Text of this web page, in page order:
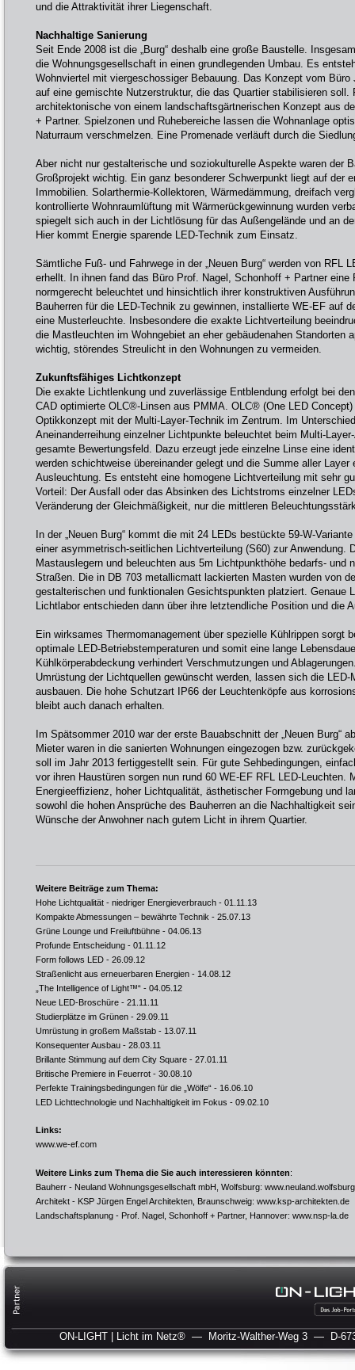
und die Attraktivität ihrer Liegenschaft.
Nachhaltige Sanierung
Seit Ende 2008 ist die „Burg“ deshalb eine große Baustelle.
die Wohnungsgesellschaft in einen grundlegenden Umbau. Es
Wohnviertel mit viergeschossiger Bebauung. Das Konzept vom
auf eine gemischte Nutzerstruktur, die das Quartier stabilisieren soll.
architektonische von einem landschaftsgärtnerischen Konzept aus
+ Partner. Spielzonen und Ruhebereiche lassen die Wohnanlage
Naturraum verschmelzen. Eine Promenade verläuft durch die
Aber nicht nur gestalterische und soziokulturelle Aspekte waren der
Großprojekt wichtig. Ein ganz besonderer Schwerpunkt liegt auf der
Immobilien. Solarthermie-Kollektoren, Wärmedämmung, dreifach
kontrollierte Wohnraumlüftung mit Wärmerückgewinnung wurden
spiegelt sich auch in der Lichtlösung für das Außengelände und an
Hier kommt Energie sparende LED-Technik zum Einsatz.
Sämtliche Fuß- und Fahrwege in der „Neuen Burg“ werden von RFL
erhellt. In ihnen fand das Büro Prof. Nagel, Schonhoff + Partner eine
normgerecht beleuchtet und hinsichtlich ihrer konstruktiven
Bauherren für die LED-Technik zu gewinnen, installierte WE-EF auf
eine Musterleuchte. Insbesondere die exakte Lichtverteilung
die Mastleuchten im Wohngebiet an eher gebäudenahen Standorten
wichtig, störendes Streulicht in den Wohnungen zu vermeiden.
Zukunftsfähiges Lichtkonzept
Die exakte Lichtlenkung und zuverlässige Entblendung erfolgt bei
CAD optimierte OLC®-Linsen aus PMMA. OLC® (One LED
Optikkonzept mit der Multi-Layer-Technik im Zentrum. Im
Aneinanderreihung einzelner Lichtpunkte beleuchtet beim Multi-
gesamte Bewertungsfeld. Dazu erzeugt jede einzelne Linse eine
werden schichtweise übereinander gelegt und die Summe aller Layer
Ausleuchtung. Es entsteht eine homogene Lichtverteilung mit sehr
Vorteil: Der Ausfall oder das Absinken des Lichtstroms einzelner
Veränderung der Gleichmäßigkeit, nur die mittleren
In der „Neuen Burg“ kommt die mit 24 LEDs bestückte 59-W-
einer asymmetrisch-seitlichen Lichtverteilung (S60) zur Anwendung.
Mastauslegern und beleuchten aus 5m Lichtpunkthöhe bedarfs- und
Straßen. Die in DB 703 metallicmatt lackierten Masten wurden von
gestalterischen und funktionalen Gesichtspunkten platziert. Genaue
Lichtlabor entschieden dann über ihre letztendliche Position und die
Ein wirksames Thermomanagement über spezielle Kühlrippen sorgt
optimale LED-Betriebstemperaturen und somit eine lange
Kühlkörperabdeckung verhindert Verschmutzungen und
Umrüstung der Lichtquellen gewünscht werden, lassen sich die LED-
ausbauen. Die hohe Schutzart IP66 der Leuchtenköpfe aus
bleibt auch danach erhalten.
Im Spätsommer 2010 war der erste Bauabschnitt der „Neuen Burg“
Mieter waren in die sanierten Wohnungen eingezogen bzw.
soll im Jahr 2013 fertiggestellt sein. Für gute Sehbedingungen,
vor ihren Haustüren sorgen nun rund 60 WE-EF RFL LED-Leuchten.
Energieeffizienz, hoher Lichtqualität, ästhetischer Formgebung und
sowohl die hohen Ansprüche des Bauherren an die Nachhaltigkeit
Wünsche der Anwohner nach gutem Licht in ihrem Quartier.
Weitere Beiträge zum Thema:
Hohe Lichtqualität - niedriger Energieverbrauch - 01.11.13
Kompakte Abmessungen – bewährte Technik - 25.07.13
Grüne Lounge und Freiluftbühne - 04.06.13
Profunde Entscheidung - 01.11.12
Form follows LED - 26.09.12
Straßenlicht aus erneuerbaren Energien - 14.08.12
„The Intelligence of Light™“ - 04.05.12
Neue LED-Broschüre - 21.11.11
Studierplätze im Grünen - 29.09.11
Umrüstung in großem Maßstab - 13.07.11
Konsequenter Ausbau - 28.03.11
Brillante Stimmung auf dem City Square - 27.01.11
Britische Premiere in Feuerrot - 30.08.10
Perfekte Trainingsbedingungen für die „Wölfe“ - 16.06.10
LED Lichttechnologie und Nachhaltigkeit im Fokus - 09.02.10
Links:
www.we-ef.com
Weitere Links zum Thema die Sie auch interessieren könnten:
Bauherr - Neuland Wohnungsgesellschaft mbH, Wolfsburg:
Architekt - KSP Jürgen Engel Architekten, Braunschweig: www.ksp-architekten.de
Landschaftsplanung - Prof. Nagel, Schonhoff + Partner, Hannover: www.nsp-la.de
ON-LIGHT | Licht im Netz® — Moritz-Walther-Weg 3 — D-